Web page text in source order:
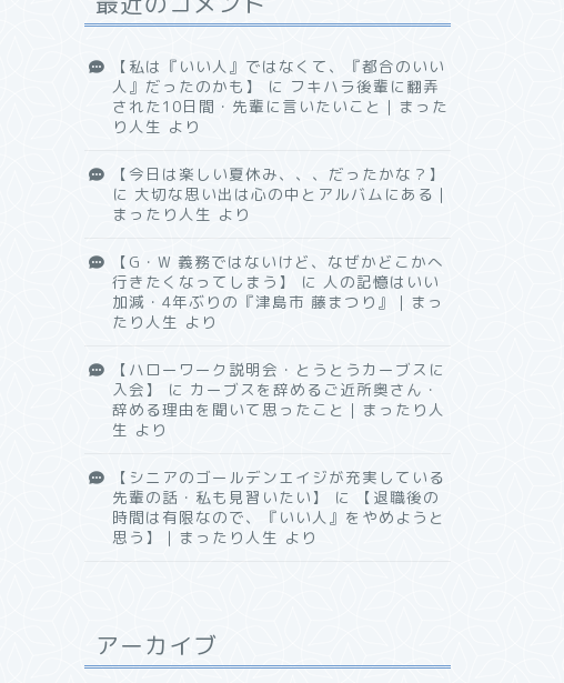
【私は『いい人』ではなくて、『都合のいい
人』だったのかも】
に フキハラ後輩に翻弄
された10日間・先輩に言いたいこと｜まった
り人生 より
【今日は楽しい夏休み、、、だったかな？】
に 大切な思い出は心の中とアルバムにある｜
まったり人生 より
【G・W 義務ではないけど、なぜかどこかへ
行きたくなってしまう】
に 人の記憶はいい
加減・4年ぶりの『津島市 藤まつり』｜まっ
たり人生 より
【ハローワーク説明会・とうとうカーブスに
入会】
に カーブスを辞めるご近所奥さん・
辞める理由を聞いて思ったこと｜まったり人
生 より
【シニアのゴールデンエイジが充実している
先輩の話・私も見習いたい】
に
【退職後の
時間は有限なので、『いい人』をやめようと
思う】｜まったり人生 より
アーカイブ